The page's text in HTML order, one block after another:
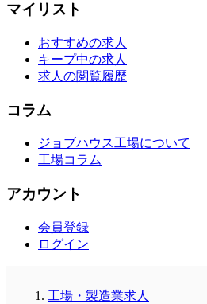
マイリスト
おすすめの求人
キープ中の求人
求人の閲覧履歴
コラム
ジョブハウス工場について
工場コラム
アカウント
会員登録
ログイン
工場・製造業求人